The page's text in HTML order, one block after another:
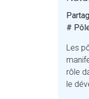
#
Les
rôle
le